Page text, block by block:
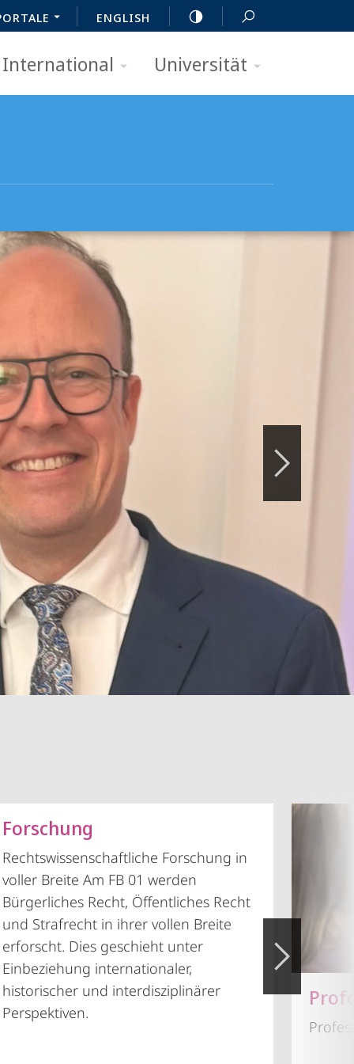
ENGLISH
International Universität
Forschung
Rechtswissenschaftliche Forschung in
voller Breite Am FB 01 werden
Bürgerliches Recht, Öffentliches Recht
und Strafrecht in ihrer vollen Breite
erforscht. Dies geschieht unter
Einbeziehung internationaler,
historischer und interdisziplinärer
Perspektiven.